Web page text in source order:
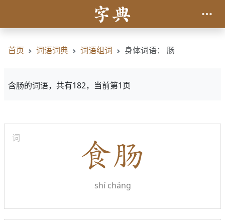
首页 词语词典 词语组词 身体词语： 肠
含肠的词语，共有182，当前第1页
词
shí cháng